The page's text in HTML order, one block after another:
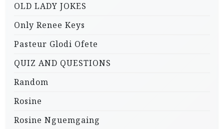
OLD LADY JOKES
Only Renee Keys
Pasteur Glodi Ofete
QUIZ AND QUESTIONS
Random
Rosine
Rosine Nguemgaing